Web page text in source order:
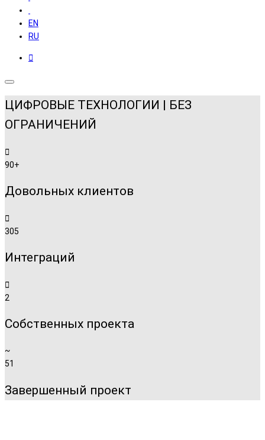
EN
RU
ЦИФРОВЫЕ ТЕХНОЛОГИИ | БЕЗ
ОГРАНИЧЕНИЙ
90+
Довольных клиентов
305
Интеграций
2
Собственных проекта
51
Завершенный проект